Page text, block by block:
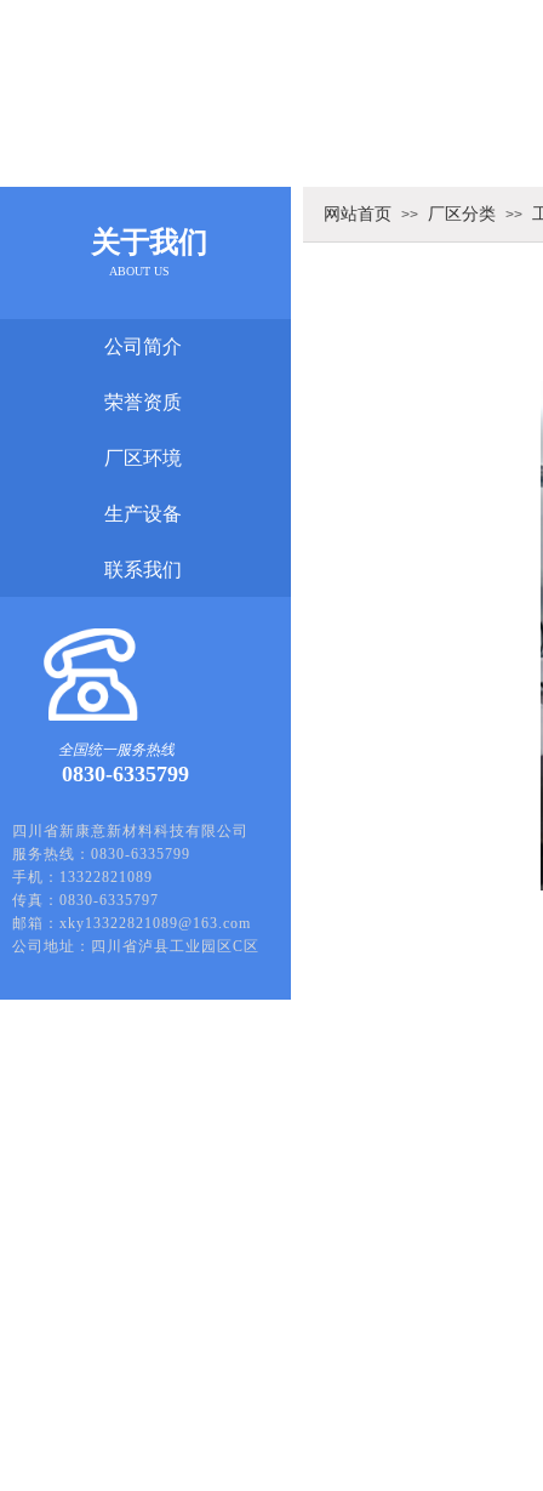
关于我们
ABOUT US
公司简介
荣誉资质
厂区环境
生产设备
联系我们
四川省新康意新材料科技有限公司
服务热线：0830-6335799
手机：13322821089
传真：0830-6335797
邮箱：xky13322821089@163.com
公司地址：四川省泸县工业园区C区
全国统一服务热线
0830-6335799
网站首页 >> 厂区分类 >>